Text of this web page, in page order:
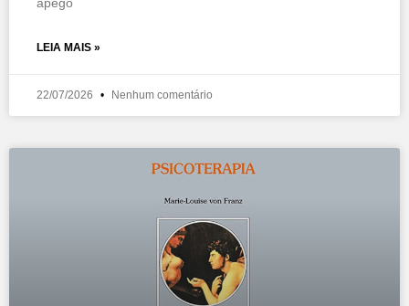
LEIA MAIS »
22/07/2026 Nenhum comentário